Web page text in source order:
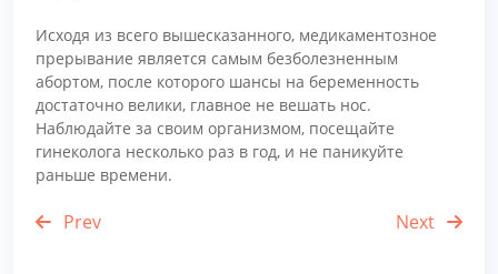
Исходя из всего вышесказанного, медикаментозное
прерывание является самым безболезненным
абортом, после которого шансы на беременность
достаточно велики, главное не вешать нос.
Наблюдайте за своим организмом, посещайте
гинеколога несколько раз в год, и не паникуйте
раньше времени.
Prev Next